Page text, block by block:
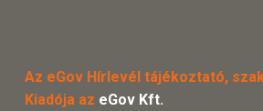
Az eGov Hírlevél tájékoztató,
Kiadója az eGov Kft.